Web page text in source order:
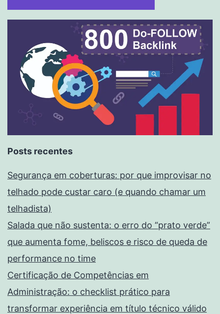
Posts recentes
Segurança em coberturas: por que improvisar no
telhado pode custar caro (e quando chamar um
telhadista)
Salada que não sustenta: o erro do “prato verde”
que aumenta fome, beliscos e risco de queda de
performance no time
Certificação de Competências em
Administração: o checklist prático para
transformar experiência em título técnico válido